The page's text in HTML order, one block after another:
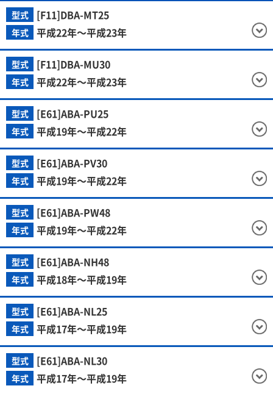
型式 [F11]DBA-MT25
年式 平成22年～平成23年
型式 [F11]DBA-MU30
年式 平成22年～平成23年
型式 [E61]ABA-PU25
年式 平成19年～平成22年
型式 [E61]ABA-PV30
年式 平成19年～平成22年
型式 [E61]ABA-PW48
年式 平成19年～平成22年
型式 [E61]ABA-NH48
年式 平成18年～平成19年
型式 [E61]ABA-NL25
年式 平成17年～平成19年
型式 [E61]ABA-NL30
年式 平成17年～平成19年